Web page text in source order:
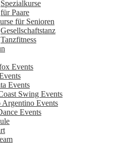
Spezialkurse
für Paare
für Senioren
Gesellschaftstanz
Tanzfitness
Events
Events
Swing Events
Argentino Events
Events